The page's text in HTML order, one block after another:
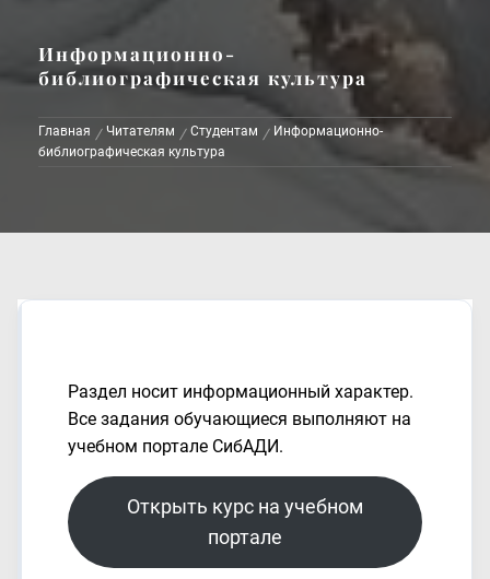
Информационно-
библиографическая культура
Главная Читателям Студентам
Информационно-
библиографическая культура
Раздел носит информационный характер.
Все задания обучающиеся выполняют на
учебном портале СибАДИ.
Открыть курс на учебном
портале